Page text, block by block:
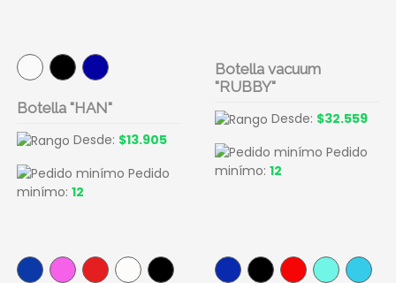
Botella "HAN"
Desde: $13.905
Pedido
minímo: 12
Botella vacuum
"RUBBY"
Desde: $32.559
Pedido
minímo: 12